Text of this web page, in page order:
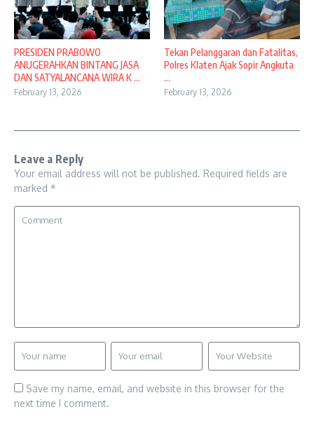
PRESIDEN PRABOWO
ANUGERAHKAN BINTANG JASA
DAN SATYALANCANA WIRA K ...
February 13, 2026
Tekan Pelanggaran dan Fatalitas,
Polres Klaten Ajak Sopir Angkuta
...
February 13, 2026
Leave a Reply
Your email address will not be published. Required fields are
marked *
Save my name, email, and website in this browser for the
next time I comment.